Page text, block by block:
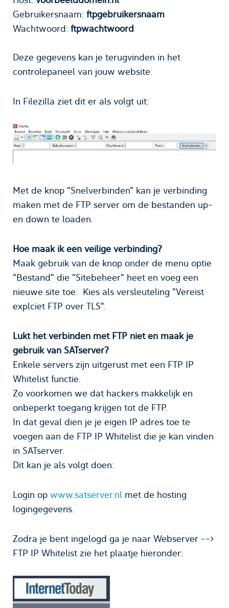
Gebruikersnaam: ftpgebruikersnaam
Wachtwoord: ftpwachtwoord
Deze gegevens kan je terugvinden in het
controlepaneel van jouw website.
In Filezilla ziet dit er als volgt uit:
Met de knop "Snelverbinden" kan je verbinding
maken met de FTP server om de bestanden up-
en down te loaden.
Hoe maak ik een veilige verbinding?
Maak gebruik van de knop onder de menu optie
"Bestand" die "Sitebeheer" heet en voeg een
nieuwe site toe. Kies als versleuteling "Vereist
explciet FTP over TLS".
Lukt het verbinden met FTP niet en maak je
gebruik van SATserver?
Enkele servers zijn uitgerust met een FTP IP
Whitelist functie.
Zo voorkomen we dat hackers makkelijk en
onbeperkt toegang krijgen tot de FTP.
In dat geval dien je je eigen IP adres toe te
voegen aan de FTP IP Whitelist die je kan vinden
in SATserver.
Dit kan je als volgt doen:
Login op www.satserver.nl met de hosting
logingegevens.
Zodra je bent ingelogd ga je naar Webserver -->
FTP IP Whitelist zie het plaatje hieronder: